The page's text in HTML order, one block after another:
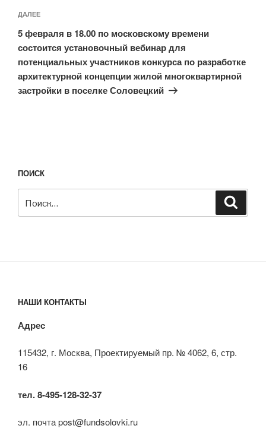
Следующая
запись
ДАЛЕЕ
5 февраля в 18.00 по московскому времени
состоится установочный вебинар для
потенциальных участников конкурса по разработке
архитектурной концепции жилой многоквартирной
застройки в поселке Соловецкий
ПОИСК
НАШИ КОНТАКТЫ
Адрес
115432, г. Москва, Проектируемый пр. № 4062, 6, стр.
16
тел. 8-495-128-32-37
эл. почта post@fundsolovki.ru